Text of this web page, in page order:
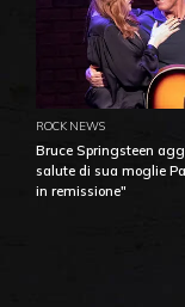
ROCK NEWS
Bruce Springsteen
salute di sua moglie
in remissione"